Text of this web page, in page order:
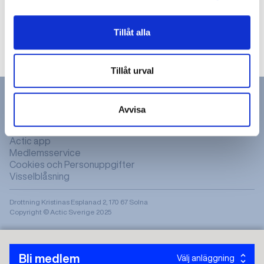
Tillåt alla
Tillåt urval
Avvisa
Bli medlem Välj anläggning
Hajen
Hitta gym & bad
Actic app
Medlemsservice
Cookies och Personuppgifter
Visselblåsning
Drottning Kristinas Esplanad 2, 170 67 Solna
Copyright © Actic Sverige 2025